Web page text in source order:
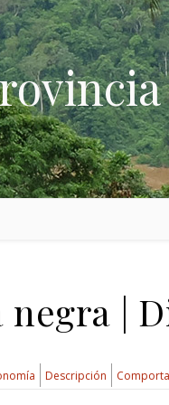
negra |
Descripción